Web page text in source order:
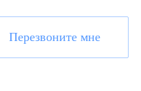
Перезвоните мне